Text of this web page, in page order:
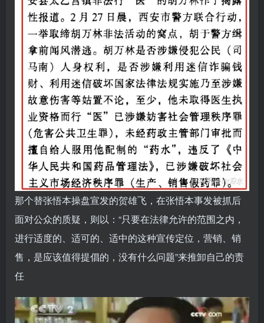
那个替张悟本操盘宣发的贺雄飞，在张悟本事发被抓后
面对公众的质疑，则以：“只要在法律允许的范围之内，
进行适度的、适可的、适中的这种宣传定位，营销、销
售，是应该值得提倡的，没有什么问题”来推卸自己的责
任